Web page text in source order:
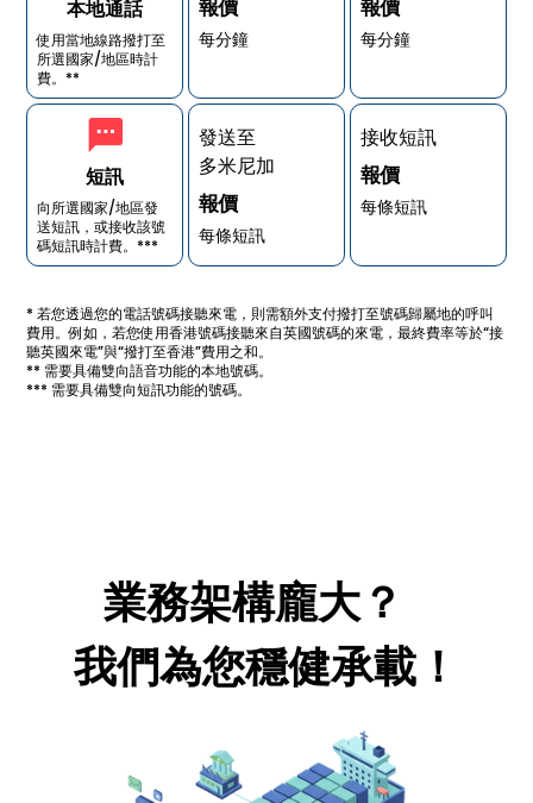
本地通話
使用當地線路撥打至
所選國家/地區時計
費。**
短訊
向所選國家/地區發
送短訊，或接收該號
碼短訊時計費。***
報價
每分鐘
發送至
多米尼加
報價
每條短訊
報價
每分鐘
接收短訊
報價
每條短訊
* 若您透過您的電話號碼接聽來電，則需額外支付撥打至號碼歸屬地的呼叫
費用。例如，若您使用香港號碼接聽來自英國號碼的來電，最終費率等於“接
聽英國來電”與“撥打至香港”費用之和。
** 需要具備雙向語音功能的本地號碼。
*** 需要具備雙向短訊功能的號碼。
業務架構龐大？
我們為您穩健承載！